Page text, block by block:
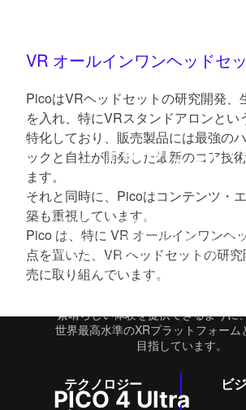
PICOについ
PICOは2015年3月に設立されました
ベーションと研究開発力を持つ、世
VRブランドです。 ユーザーが新しい
き、人生を豊かにし、無限の可能性
とを使命とるするPICO は、コミュニ
素晴らしい体験を提供できるように
世界最高水準のXRプラットフォーム
目指しています。
テクノロジー
ビ
VR オールインワンヘッドセ
PicoはVRヘッドセットの研究開発、
を入れ、特にVRスタンドアロンとい
特化しており、販売製品には最強の
ックと自社が開発した最新のコア技
ます。
それと同時に、Picoはコンテンツ・
築も重視しています。
Pico は、特に VR オールインワンヘ
点を置いた、VR ヘッドセットの研
売に取り組んでいます。
PICO 4 Ultra